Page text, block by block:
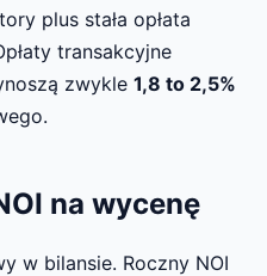
plus stała opłata
transakcyjne
zwykle 1,8 to 2,5%
na wycenę
w bilansie. Roczny NOI